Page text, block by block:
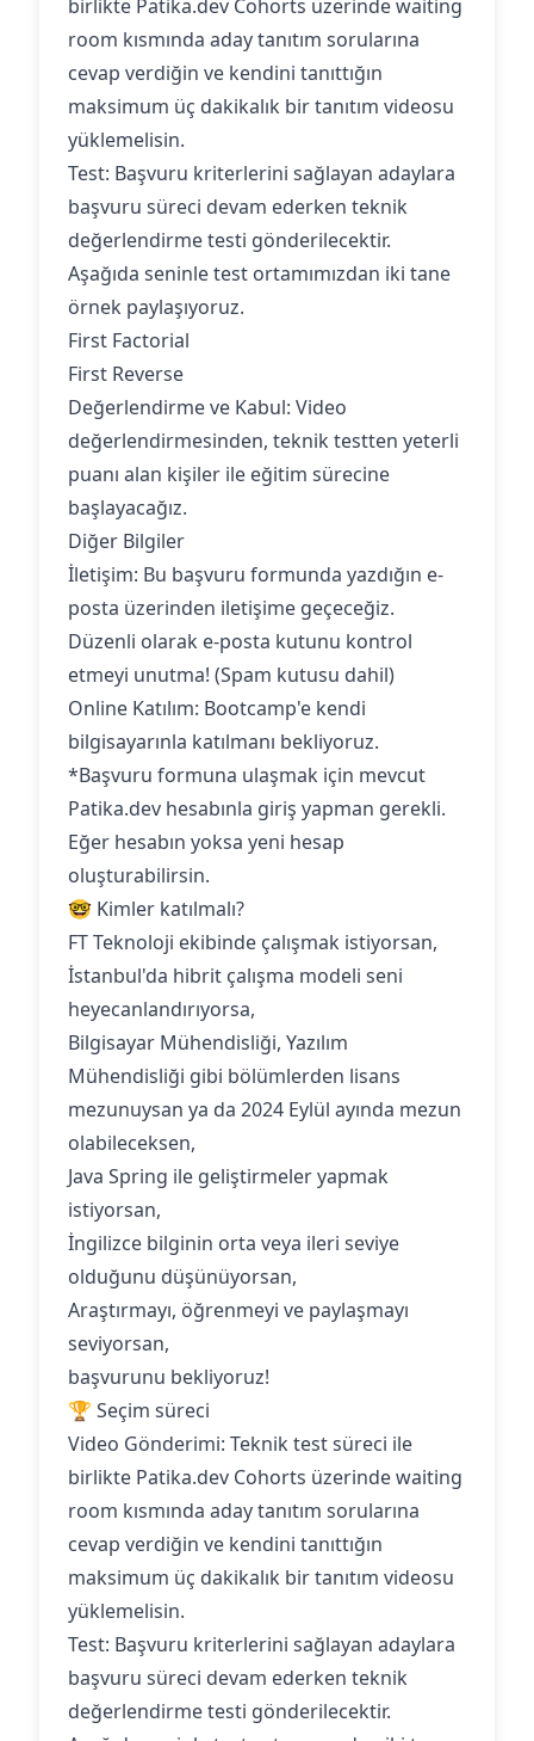
birlikte Patika.dev Cohorts üzerinde waiting
room kısmında aday tanıtım sorularına
cevap verdiğin ve kendini tanıttığın
maksimum üç dakikalık bir tanıtım videosu
yüklemelisin.
Test: Başvuru kriterlerini sağlayan adaylara
başvuru süreci devam ederken teknik
değerlendirme testi gönderilecektir.
Aşağıda seninle test ortamımızdan iki tane
örnek paylaşıyoruz.
First Factorial
First Reverse
Değerlendirme ve Kabul: Video
değerlendirmesinden, teknik testten yeterli
puanı alan kişiler ile eğitim sürecine
başlayacağız.
Diğer Bilgiler
İletişim: Bu başvuru formunda yazdığın e-
posta üzerinden iletişime geçeceğiz.
Düzenli olarak e-posta kutunu kontrol
etmeyi unutma! (Spam kutusu dahil)
Online Katılım: Bootcamp'e kendi
bilgisayarınla katılmanı bekliyoruz.‍
*Başvuru formuna ulaşmak için mevcut
Patika.dev hesabınla giriş yapman gerekli.
Eğer hesabın yoksa yeni hesap
oluşturabilirsin.
🤓 Kimler katılmalı?
FT Teknoloji ekibinde çalışmak istiyorsan,
İstanbul'da hibrit çalışma modeli seni
heyecanlandırıyorsa,
Bilgisayar Mühendisliği, Yazılım
Mühendisliği gibi bölümlerden lisans
mezunuysan ya da 2024 Eylül ayında mezun
olabileceksen,
Java Spring ile geliştirmeler yapmak
istiyorsan,
İngilizce bilginin orta veya ileri seviye
olduğunu düşünüyorsan,
Araştırmayı, öğrenmeyi ve paylaşmayı
seviyorsan,
başvurunu bekliyoruz!
🏆 Seçim süreci
Video Gönderimi: Teknik test süreci ile
birlikte Patika.dev Cohorts üzerinde waiting
room kısmında aday tanıtım sorularına
cevap verdiğin ve kendini tanıttığın
maksimum üç dakikalık bir tanıtım videosu
yüklemelisin.
Test: Başvuru kriterlerini sağlayan adaylara
başvuru süreci devam ederken teknik
değerlendirme testi gönderilecektir.